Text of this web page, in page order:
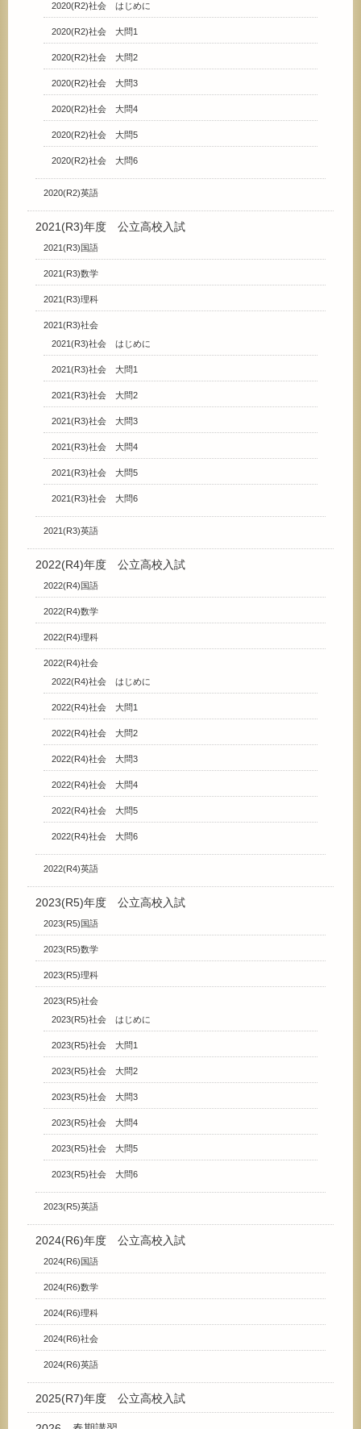
2020(R2)社会 はじめに
2020(R2)社会 大問1
2020(R2)社会 大問2
2020(R2)社会 大問3
2020(R2)社会 大問4
2020(R2)社会 大問5
2020(R2)社会 大問6
2020(R2)英語
2021(R3)年度 公立高校入試
2021(R3)国語
2021(R3)数学
2021(R3)理科
2021(R3)社会
2021(R3)社会 はじめに
2021(R3)社会 大問1
2021(R3)社会 大問2
2021(R3)社会 大問3
2021(R3)社会 大問4
2021(R3)社会 大問5
2021(R3)社会 大問6
2021(R3)英語
2022(R4)年度 公立高校入試
2022(R4)国語
2022(R4)数学
2022(R4)理科
2022(R4)社会
2022(R4)社会 はじめに
2022(R4)社会 大問1
2022(R4)社会 大問2
2022(R4)社会 大問3
2022(R4)社会 大問4
2022(R4)社会 大問5
2022(R4)社会 大問6
2022(R4)英語
2023(R5)年度 公立高校入試
2023(R5)国語
2023(R5)数学
2023(R5)理科
2023(R5)社会
2023(R5)社会 はじめに
2023(R5)社会 大問1
2023(R5)社会 大問2
2023(R5)社会 大問3
2023(R5)社会 大問4
2023(R5)社会 大問5
2023(R5)社会 大問6
2023(R5)英語
2024(R6)年度 公立高校入試
2024(R6)国語
2024(R6)数学
2024(R6)理科
2024(R6)社会
2024(R6)英語
2025(R7)年度 公立高校入試